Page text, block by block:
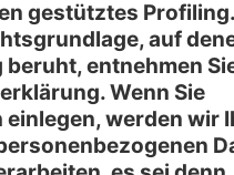
gestütztes
auf
entnehmen
Wenn Sie
werden wir